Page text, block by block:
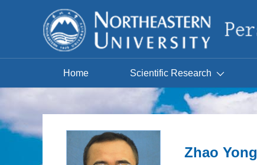
Home Scientific Research
Zhao Yong